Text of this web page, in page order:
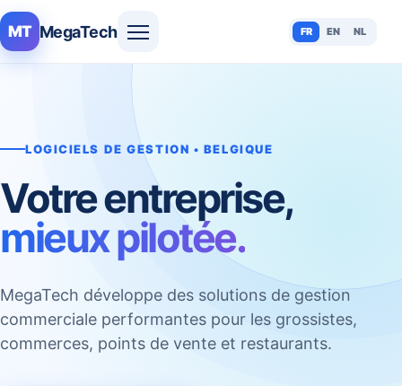
MT MegaTech FR EN NL
LOGICIELS DE GESTION • BELGIQUE
Votre entreprise,
mieux pilotée.
MegaTech développe des solutions de gestion
commerciale performantes pour les grossistes,
commerces, points de vente et restaurants.